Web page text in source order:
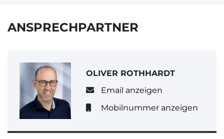
ANSPRECHPARTNER
OLIVER ROTHHARDT
Email anzeigen
Mobilnummer anzeigen